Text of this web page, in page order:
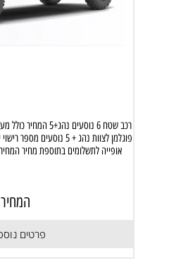
אופייה לתשלומים בתוספת מחיר
פרטים